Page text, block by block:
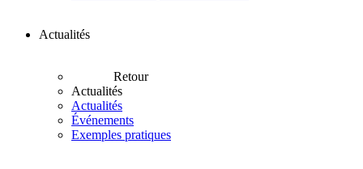
Actualités
Retour
Actualités
Actualités
Événements
Exemples pratiques